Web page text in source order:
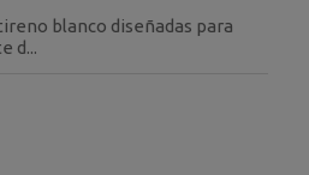
blanco diseñadas para
d...